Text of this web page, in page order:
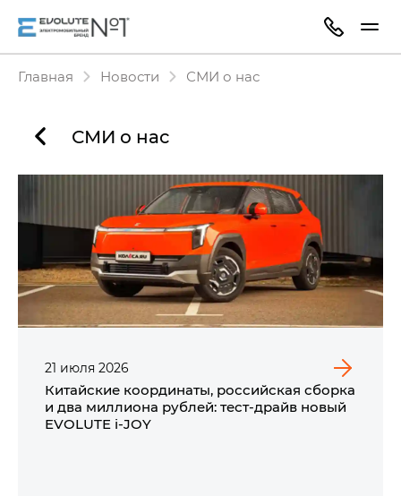
Главная Новости СМИ о нас
СМИ о нас
21 июля 2026
Китайские координаты, российская сборка
и два миллиона рублей: тест-драйв новый
EVOLUTE i‑JOY